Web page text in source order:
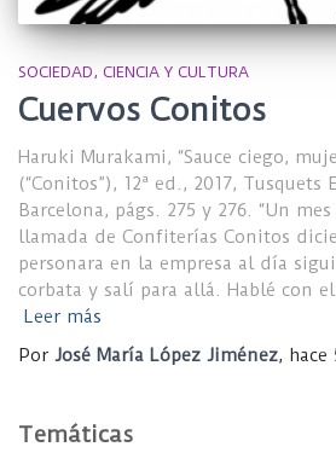
SOCIEDAD, CIENCIA Y CULTURA
Cuervos Conitos
Haruki Murakami, “Sauce ciego,
(“Conitos”), 12ª ed., 2017, Tusquets
Barcelona, págs. 275 y 276. “Un
llamada de Confiterías Conitos
personara en la empresa al día
corbata y salí para allá. Hablé con
Leer más
Por José María López Jiménez, hace
Temáticas